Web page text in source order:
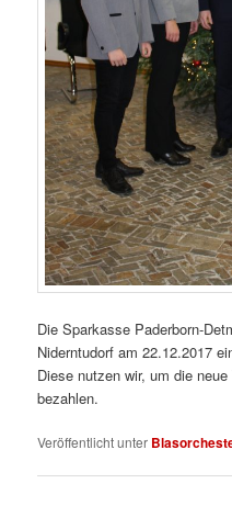
Die Sparkasse Paderborn-
Niderntudorf am 22.12.2017
Diese nutzen wir, um die
bezahlen.
Veröffentlicht unter